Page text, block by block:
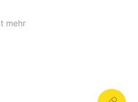
Investitionen von ₮30000
mehr